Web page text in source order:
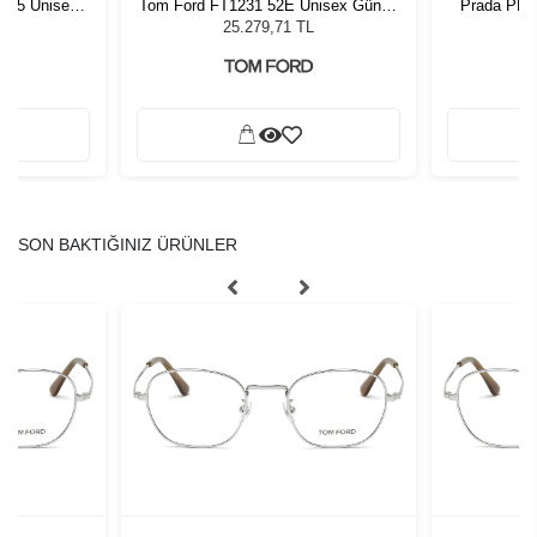
55 Unisex
Tom Ford FT1231 52E Unisex Güneş
Gözlüğü
25.279,71 TL
Prada PR
SON BAKTIĞINIZ ÜRÜNLER